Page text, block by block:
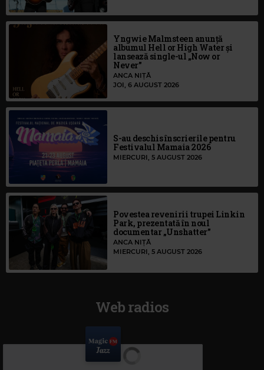
Yngwie Malmsteen anunță
albumul Hell or High Water și
lansează single-ul „Now or
Never”
ANCA NIȚĂ
JOI, 6 AUGUST 2026
S-au deschis înscrierile pentru
Festivalul Mamaia 2026
MIERCURI, 5 AUGUST 2026
Povestea revenirii trupei Linkin
Park, prezentată în noul
documentar „Unshatter”
ANCA NIȚĂ
MIERCURI, 5 AUGUST 2026
Web radios